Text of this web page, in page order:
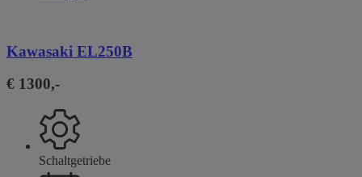
Kawasaki EL250B
€ 1300,-
Schaltgetriebe